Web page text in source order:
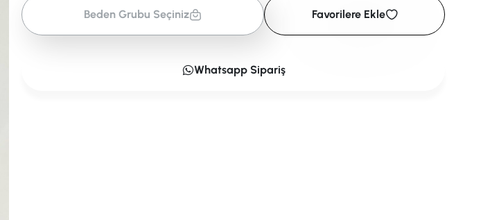
Beden Grubu Seçiniz Favorilere Ekle
Whatsapp Sipariş